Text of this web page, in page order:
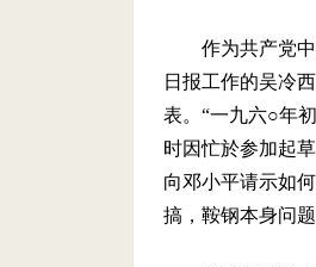
作为共产党
日报工作的吴冷
表。“一九六○年
时因忙於参加起
向邓小平请示如
搞，鞍钢本身问